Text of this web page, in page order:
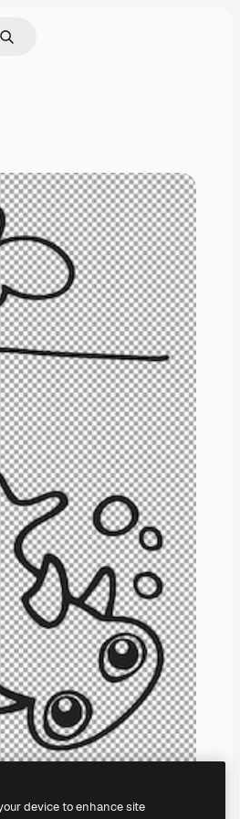
por imagen
Buscar
device to enhance site